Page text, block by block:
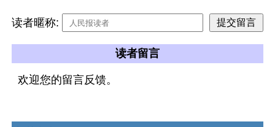
读者暱称:
读者留言
欢迎您的留言反馈。